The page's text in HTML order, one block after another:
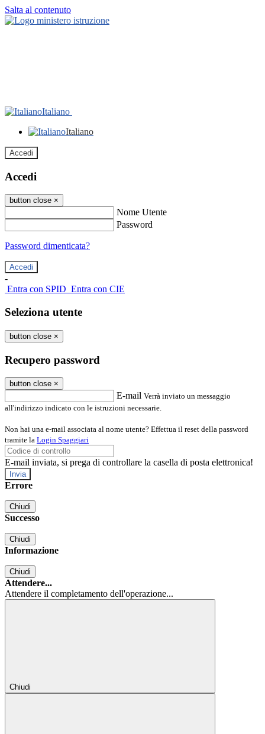
Salta al contenuto
Italiano
Italiano
Accedi
Accedi
button close ×
Nome Utente
Password
Password dimenticata?
-
Entra con SPID Entra con CIE
Seleziona utente
button close ×
Recupero password
button close ×
E-mail Verrà inviato un messaggio
all'indirizzo indicato con le istruzioni necessarie.
Non hai una e-mail associata al nome utente? Effettua il reset della password
tramite la Login Spaggiari
E-mail inviata, si prega di controllare la casella di posta elettronica!
Errore
Chiudi
Successo
Chiudi
Informazione
Chiudi
Attendere...
Attendere il completamento dell'operazione...
Chiudi